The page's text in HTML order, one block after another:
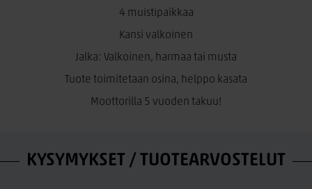
4 muistipaikkaa
Kansi valkoinen
Jalka: Valkoinen, harmaa tai musta
Tuote toimitetaan osina, helppo kasata
Moottorilla 5 vuoden takuu!
KYSYMYKSET / TUOTEARVOSTELUT